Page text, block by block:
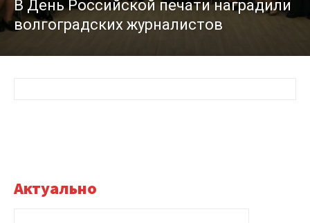
В День Российской печати наградили
волгоградских журналистов
Актуально